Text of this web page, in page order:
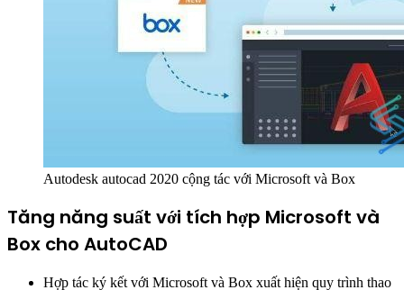
Autodesk autocad 2020 cộng tác với Microsoft và Box
Tăng năng suất với tích hợp Microsoft và
Box cho AutoCAD
Hợp tác ký kết với Microsoft và Box xuất hiện quy trình thao